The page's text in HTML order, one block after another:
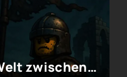
Brickania – Die Welt zwischen Legende, Abenteuer & Community